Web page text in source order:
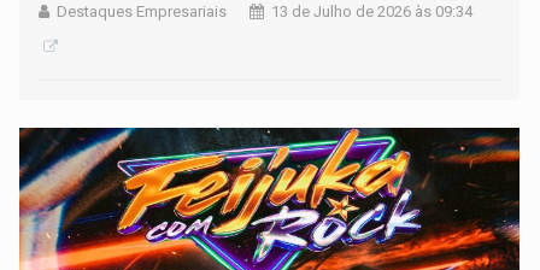
Destaques Empresariais 13 de Julho de 2026 às 09:34